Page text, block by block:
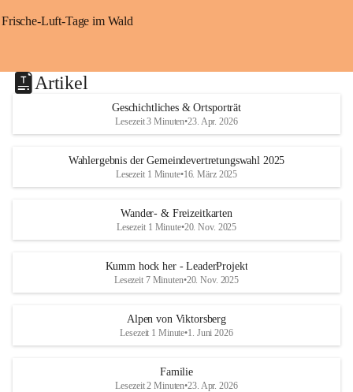
Frische-Luft-Tage im Wald
Artikel
Geschichtliches & Ortsporträt
Lesezeit 3 Minuten•23. Apr. 2026
Wahlergebnis der Gemeindevertretungswahl 2025
Lesezeit 1 Minute•16. März 2025
Wander- & Freizeitkarten
Lesezeit 1 Minute•20. Nov. 2025
Kumm hock her - LeaderProjekt
Lesezeit 7 Minuten•20. Nov. 2025
Alpen von Viktorsberg
Lesezeit 1 Minute•1. Juni 2026
Familie
Lesezeit 2 Minuten•23. Apr. 2026